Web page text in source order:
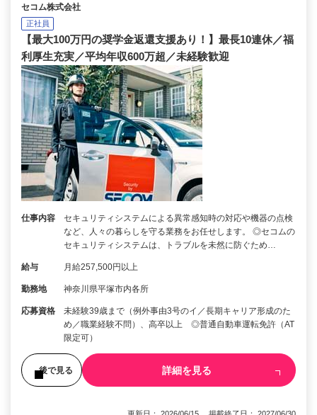
セコム株式会社
正社員
【最大100万円の奨学金返還支援あり！】最長10連休／福
利厚生充実／平均年収600万超／未経験歓迎
仕事内容
セキュリティシステムによる異常感知時の対応や機器の点検
など、人々の暮らしを守る業務をお任せします。 ◎セコムの
セキュリティシステムは、トラブルを未然に防ぐため…
給与 月給257,500円以上
勤務地 神奈川県平塚市内各所
応募資格
未経験39歳まで（例外事由3号のイ／長期キャリア形成のた
め／職業経験不問）、高卒以上 ◎普通自動車運転免許（AT
限定可）
後で見る 詳細を見る